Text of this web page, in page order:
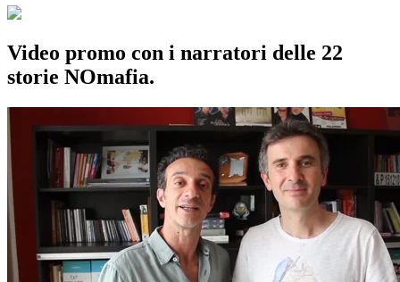
Video promo con i narratori delle 22
storie NOmafia.